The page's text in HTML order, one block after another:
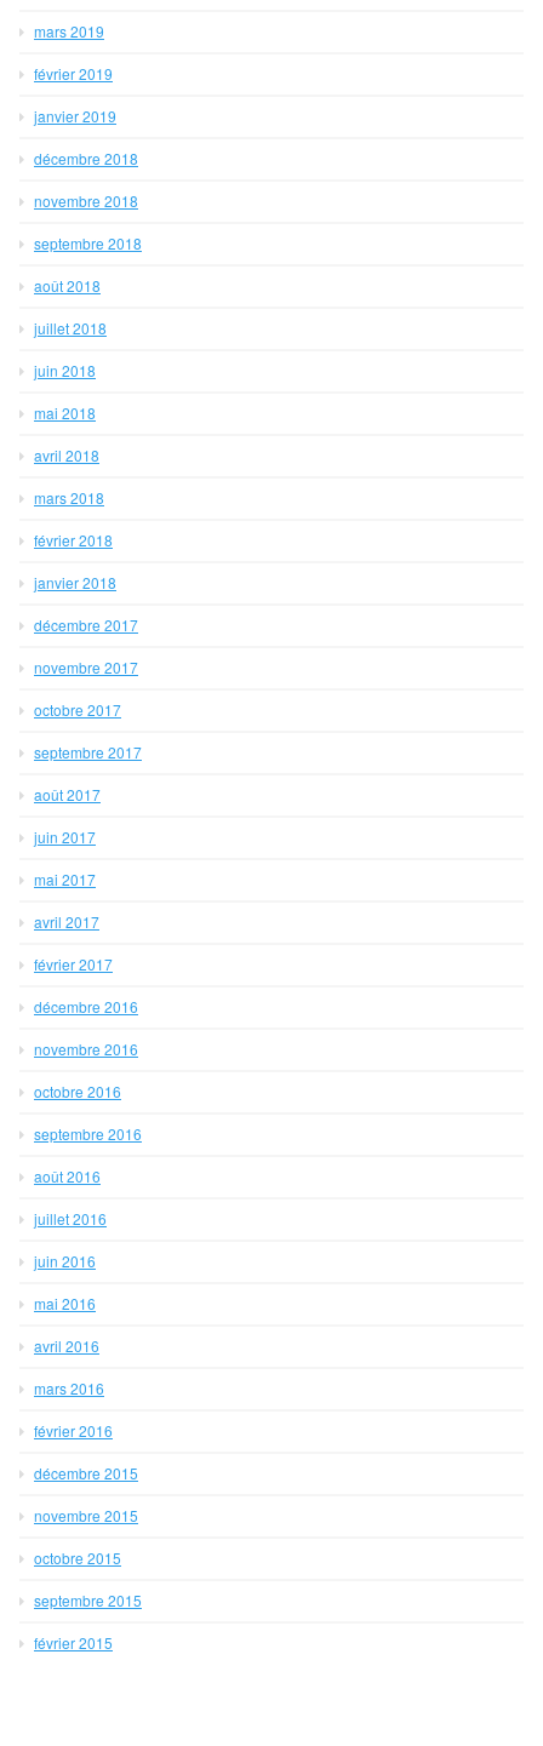
mars 2019
février 2019
janvier 2019
décembre 2018
novembre 2018
septembre 2018
août 2018
juillet 2018
juin 2018
mai 2018
avril 2018
mars 2018
février 2018
janvier 2018
décembre 2017
novembre 2017
octobre 2017
septembre 2017
août 2017
juin 2017
mai 2017
avril 2017
février 2017
décembre 2016
novembre 2016
octobre 2016
septembre 2016
août 2016
juillet 2016
juin 2016
mai 2016
avril 2016
mars 2016
février 2016
décembre 2015
novembre 2015
octobre 2015
septembre 2015
février 2015